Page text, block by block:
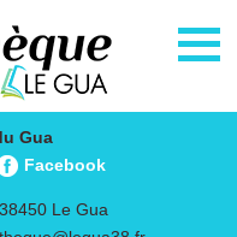
Gua
Facebook
Le Gua